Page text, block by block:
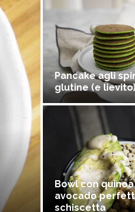
Pancake agli
glutine (e
Bowl con
avocado
schiscetta